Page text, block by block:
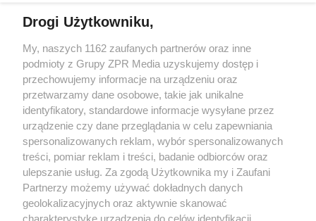
Żaden utwór zamieszczony w serwisie nie może być powielany i
rozpowszechniany lub dalej rozpowszechniany w jakikolwiek
sposób (w tym także elektroniczny lub mechaniczny) na
jakimkolwiek polu eksploatacji w jakiejkolwiek formie, włącznie z
umieszczaniem w Internecie bez pisemnej zgody właściciela praw.
Jakiekolwiek użycie lub wykorzystanie utworów w całości lub w
części z naruszeniem prawa, tzn. bez właściwej zgody, jest
zabronione pod groźbą kary i może być ścigane prawnie.
Drogi Użytkowniku,
My, naszych 1162 zaufanych partnerów oraz inne
podmioty z Grupy ZPR Media uzyskujemy dostęp i
przechowujemy informacje na urządzeniu oraz
przetwarzamy dane osobowe, takie jak unikalne
identyfikatory, standardowe informacje wysyłane przez
urządzenie czy dane przeglądania w celu zapewniania
spersonalizowanych reklam, wybór spersonalizowanych
treści, pomiar reklam i treści, badanie odbiorców oraz
ulepszanie usług. Za zgodą Użytkownika my i Zaufani
Partnerzy możemy używać dokładnych danych
geolokalizacyjnych oraz aktywnie skanować
charakterystykę urządzenia do celów identyfikacji.